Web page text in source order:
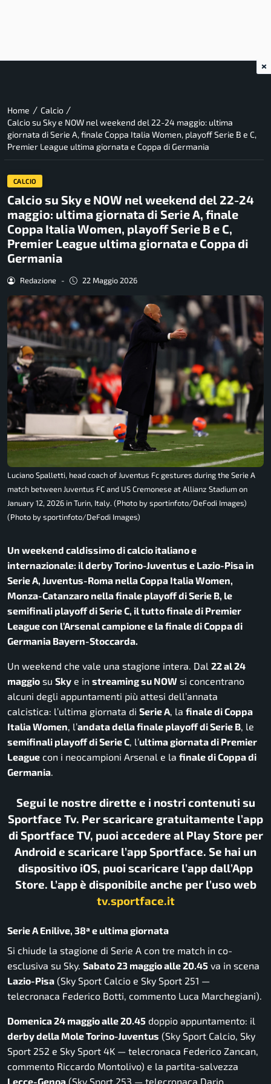
Home / Calcio /
Calcio su Sky e NOW nel weekend del 22-24 maggio: ultima
giornata di Serie A, finale Coppa Italia Women, playoff Serie B e C,
Premier League ultima giornata e Coppa di Germania
CALCIO
Calcio su Sky e NOW nel weekend del 22-24
maggio: ultima giornata di Serie A, finale
Coppa Italia Women, playoff Serie B e C,
Premier League ultima giornata e Coppa di
Germania
Redazione - 22 Maggio 2026
Luciano Spalletti, head coach of Juventus Fc gestures during the Serie A
match between Juventus FC and US Cremonese at Allianz Stadium on
January 12, 2026 in Turin, Italy. (Photo by sportinfoto/DeFodi Images)
(Photo by sportinfoto/DeFodi Images)
Un weekend caldissimo di calcio italiano e
internazionale: il derby Torino-Juventus e Lazio-Pisa in
Serie A, Juventus-Roma nella Coppa Italia Women,
Monza-Catanzaro nella finale playoff di Serie B, le
semifinali playoff di Serie C, il tutto finale di Premier
League con l’Arsenal campione e la finale di Coppa di
Germania Bayern-Stoccarda.
Un weekend che vale una stagione intera. Dal 22 al 24
maggio su Sky e in streaming su NOW si concentrano
alcuni degli appuntamenti più attesi dell’annata
calcistica: l’ultima giornata di Serie A, la finale di Coppa
Italia Women, l’andata della finale playoff di Serie B, le
semifinali playoff di Serie C, l’ultima giornata di Premier
League con i neocampioni Arsenal e la finale di Coppa di
Germania.
Segui le nostre dirette e i nostri contenuti su
Sportface Tv. Per scaricare gratuitamente l’app
di Sportface TV, puoi accedere al Play Store per
Android e scaricare l’app Sportface. Se hai un
dispositivo iOS, puoi scaricare l’app dall’App
Store. L’app è disponibile anche per l’uso web
tv.sportface.it
Serie A Enilive, 38ª e ultima giornata
Si chiude la stagione di Serie A con tre match in co-
esclusiva su Sky. Sabato 23 maggio alle 20.45 va in scena
Lazio-Pisa (Sky Sport Calcio e Sky Sport 251 —
telecronaca Federico Botti, commento Luca Marchegiani).
Domenica 24 maggio alle 20.45 doppio appuntamento: il
derby della Mole Torino-Juventus (Sky Sport Calcio, Sky
Sport 252 e Sky Sport 4K — telecronaca Federico Zancan,
commento Riccardo Montolivo) e la partita-salvezza
Lecce-Genoa (Sky Sport 253 — telecronaca Dario
×